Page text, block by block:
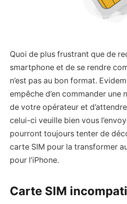
Quoi de plus frustrant que de
smartphone et de se rendre
n’est pas au bon format.
empêche d’en commander une
de votre opérateur et
celui-ci veuille bien vous
pourront toujours tenter de
carte SIM pour la transformer
pour l’iPhone.
Carte SIM